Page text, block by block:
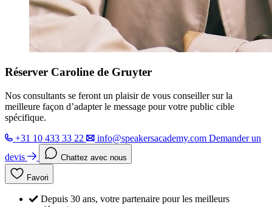
Réserver Caroline de Gruyter
Nos consultants se feront un plaisir de vous conseiller sur la
meilleure façon d’adapter le message pour votre public cible
spécifique.
+31 10 433 33 22
info@speakersacademy.com Demander un
devis
Chattez avec nous
Favori
Depuis 30 ans, votre partenaire pour les meilleurs